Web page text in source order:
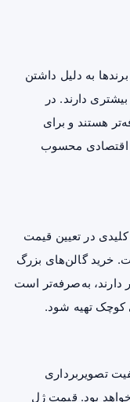
به دلیل داشتن
دارند. در
هستند و برای
اقتصادی محسوب
در تعیین قیمت
خرید گالن‌های بزرگ
دارند، به‌صرفه‌تر است
کوچک تهیه شود.
تصویربرداری
خواهد بود. قیمت ژل